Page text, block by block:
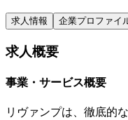
求人情報 企業プロファイ
求人概要
事業・サービス概要
リヴァンプは、徹底的